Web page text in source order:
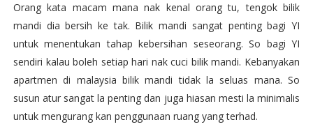
Orang kata macam mana nak kenal orang tu, tengok bilik
mandi dia bersih ke tak. Bilik mandi sangat penting bagi YI
untuk menentukan tahap kebersihan seseorang. So bagi YI
sendiri kalau boleh setiap hari nak cuci bilik mandi. Kebanyakan
apartmen di malaysia bilik mandi tidak la seluas mana. So
susun atur sangat la penting dan juga hiasan mesti la minimalis
untuk mengurang kan penggunaan ruang yang terhad.